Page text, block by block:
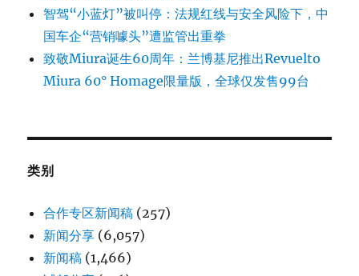
智驾“小蓝灯”被叫停：法规红线与安全风险下，中
国车企“营销噱头”遭监管出重拳
致敬Miura诞生60周年：兰博基尼推出Revuelto
Miura 60° Homage限量版，全球仅发售99台
类别
合作专区新闻稿 (257)
新闻分享 (6,057)
新闻稿 (1,466)